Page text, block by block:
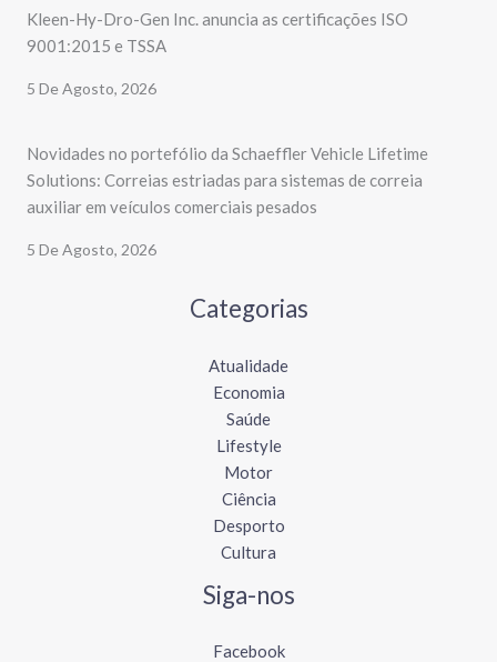
Kleen-Hy-Dro-Gen Inc. anuncia as certificações ISO
9001:2015 e TSSA
5 De Agosto, 2026
Novidades no portefólio da Schaeffler Vehicle Lifetime
Solutions: Correias estriadas para sistemas de correia
auxiliar em veículos comerciais pesados
5 De Agosto, 2026
Categorias
Atualidade
Economia
Saúde
Lifestyle
Motor
Ciência
Desporto
Cultura
Siga-nos
Facebook